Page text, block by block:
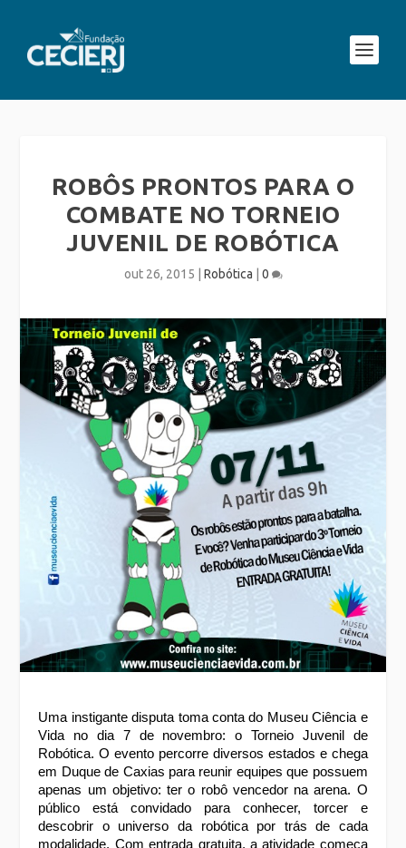
ROBÔS PRONTOS PARA O
COMBATE NO TORNEIO
JUVENIL DE ROBÓTICA
out 26, 2015 Robótica 0
Uma instigante disputa toma conta do Museu Ciência e
Vida no dia 7 de novembro: o Torneio Juvenil de
Robótica. O evento percorre diversos estados e chega
em Duque de Caxias para reunir equipes que possuem
apenas um objetivo: ter o robô vencedor na arena. O
público está convidado para conhecer, torcer e
descobrir o universo da robótica por trás de cada
modalidade. Com entrada gratuita, a atividade começa